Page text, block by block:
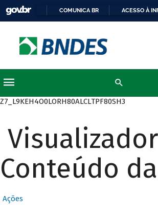
COMUNICA BR ACESSO À
Z7_L9KEH4O0LORH80ALCLTPF80SH3
Conteúdo
Ações